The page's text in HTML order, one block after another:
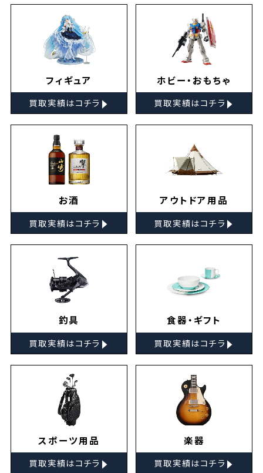
フィギュア
買取実績はコチラ ▸
ホビー・おもちゃ
買取実績はコチラ ▸
お酒
買取実績はコチラ ▸
アウトドア用品
買取実績はコチラ ▸
釣具
買取実績はコチラ ▸
食器・ギフト
買取実績はコチラ ▸
スポーツ用品
買取実績はコチラ ▸
楽器
買取実績はコチラ ▸